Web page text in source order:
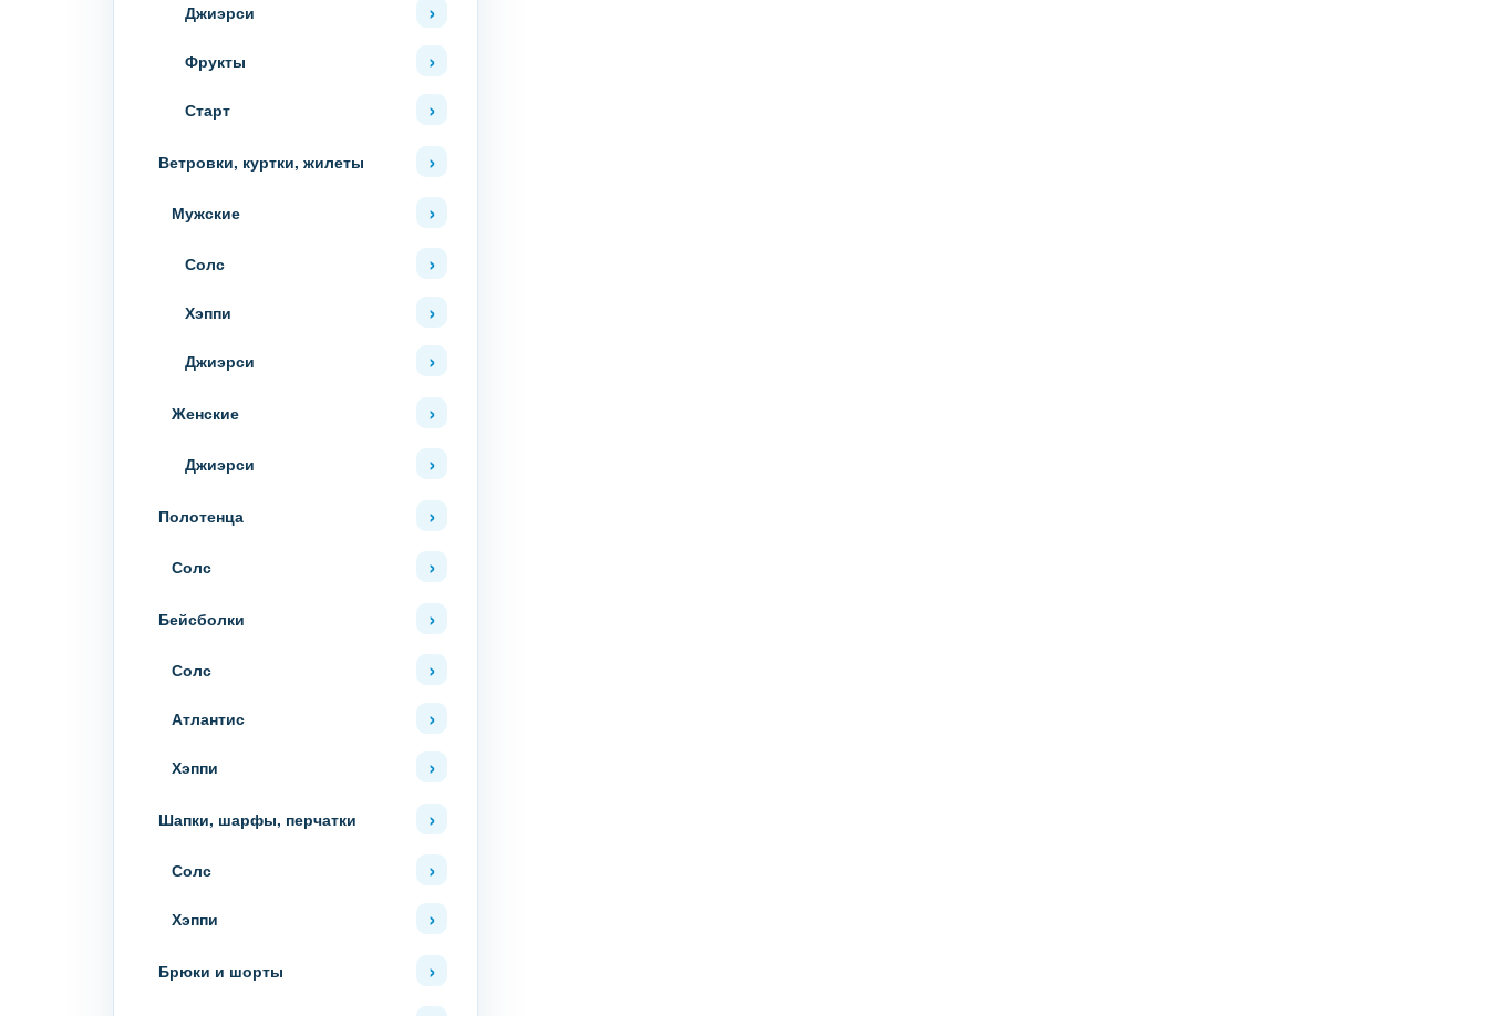
Джиэрси
Фрукты
Старт
Ветровки, куртки, жилеты
Мужские
Солс
Хэппи
Джиэрси
Женские
Джиэрси
Полотенца
Солс
Бейсболки
Солс
Атлантис
Хэппи
Шапки, шарфы, перчатки
Солс
Хэппи
Брюки и шорты